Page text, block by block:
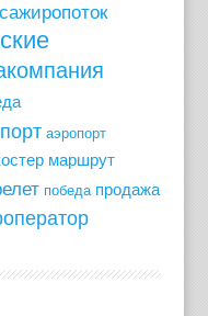
аэропорт
маршрут
победа продажа